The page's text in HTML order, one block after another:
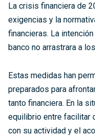
La crisis financiera de
exigencias y la
financieras. La
banco no arrastrara a
Estas medidas han
preparados para
tanto financiera. En la
equilibrio entre facilitar
con su actividad y el